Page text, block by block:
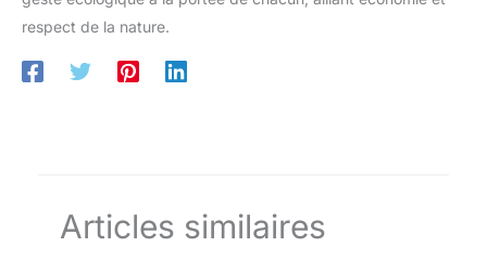
respect de la nature.
Articles similaires